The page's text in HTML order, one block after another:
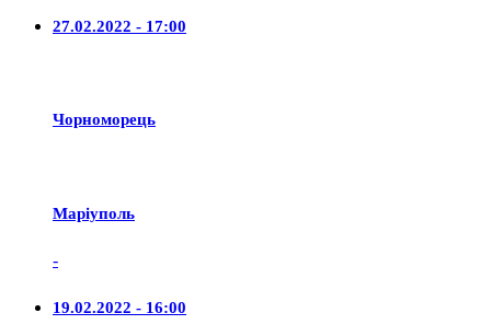
27.02.2022 - 17:00
Чорноморець
Маріуполь
-
19.02.2022 - 16:00